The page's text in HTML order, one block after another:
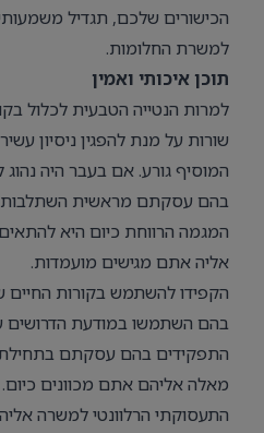
הכישורים שלכם, תגדיל
למשרת החלומות.
תוכן איכותי ואמין
למרות הנטייה הטבעית לכלול
שורות על מנת להפגין ניסיון
המוסיף גורע. אם בעבר היה
בהם עסקתם מראשית
המגמה הרווחת כיום היא
אליה אתם מגישים מועמדות.
הקפידו להשתמש בקורות החיים
בהם השתמשו במודעת הדרושים
התפקידים בהם עסקתם
מאלה אליהם אתם מכוונים כיום.
התעסוקתי הרלוונטי למשרה